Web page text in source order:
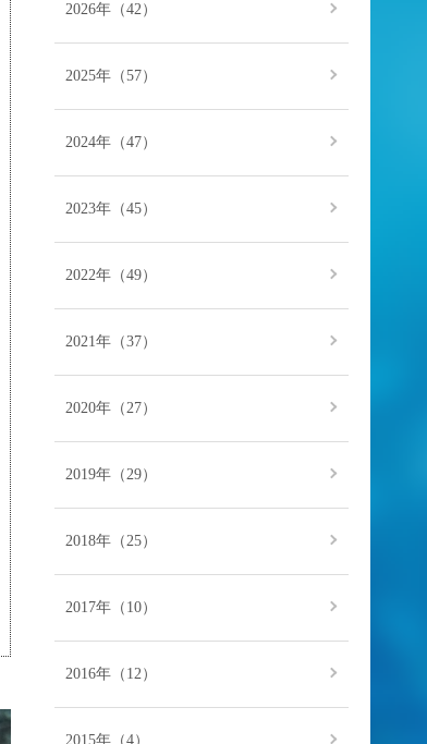
2026年（42）
2025年（57）
2024年（47）
2023年（45）
2022年（49）
2021年（37）
2020年（27）
2019年（29）
2018年（25）
2017年（10）
2016年（12）
2015年（4）